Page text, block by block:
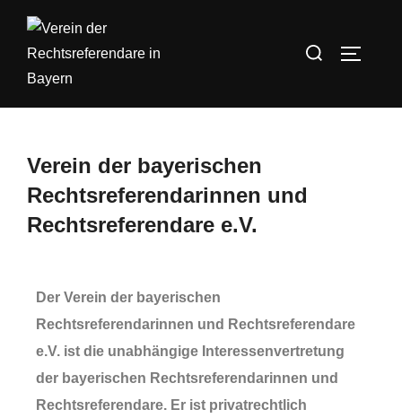
Verein der bayerischen
Rechtsreferendarinnen und
Rechtsreferendare e.V.
Der Verein der bayerischen
Rechtsreferendarinnen und Rechtsreferendare
e.V. ist die unabhängige Interessenvertretung
der bayerischen Rechtsreferendarinnen und
Rechtsreferendare. Er ist privatrechtlich